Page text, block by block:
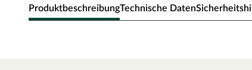
ProduktbeschreibungTechnische Daten